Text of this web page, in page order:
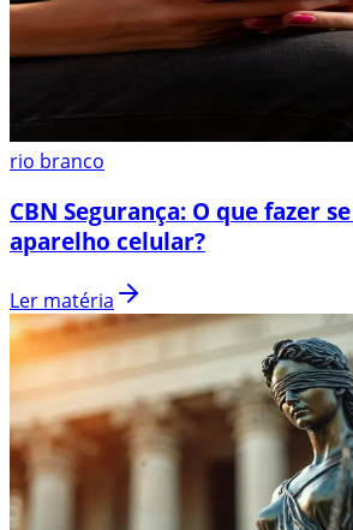
rio branco
CBN Segurança: O que fazer
aparelho celular?
Ler matéria